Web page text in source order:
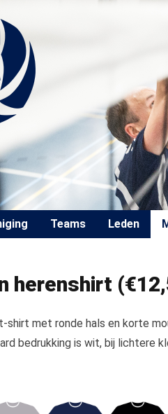
Teams Leden
herenshirt
shirt met ronde hals en korte
bedrukking is wit, bij lichtere